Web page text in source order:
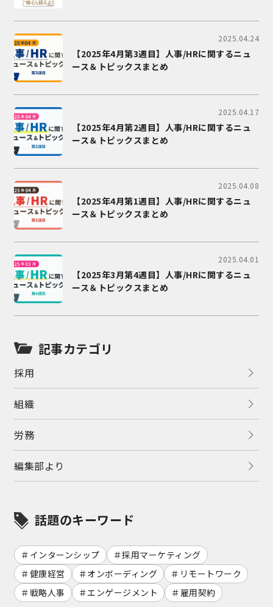
2025.04.24
【2025年4月第3週目】人事/HRに関するニュ
ース＆トピックスまとめ
2025.04.17
【2025年4月第2週目】人事/HRに関するニュ
ース＆トピックスまとめ
2025.04.08
【2025年4月第1週目】人事/HRに関するニュ
ース＆トピックスまとめ
2025.04.01
【2025年3月第4週目】人事/HRに関するニュ
ース＆トピックスまとめ
記事カテゴリ
採用
組織
労務
編集部より
話題のキーワード
インターンシップ
採用マーケティング
健康経営
オンボーディング
リモートワーク
戦略人事
エンゲージメント 雇用契約